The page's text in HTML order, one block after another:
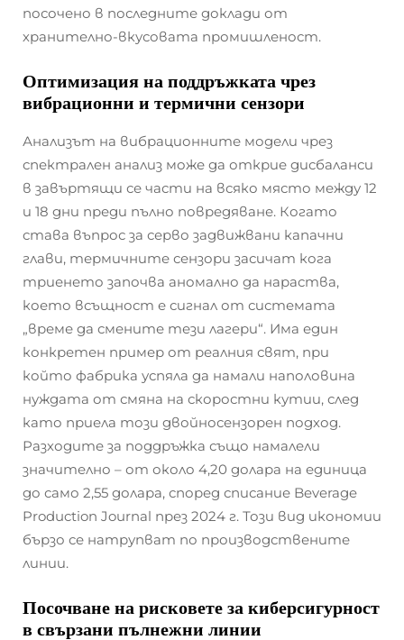
посочено в последните доклади от
хранително-вкусовата промишленост.
Оптимизация на поддръжката чрез
вибрационни и термични сензори
Анализът на вибрационните модели чрез
спектрален анализ може да открие дисбаланси
в завъртящи се части на всяко място между 12
и 18 дни преди пълно повредяване. Когато
става въпрос за серво задвижвани капачни
глави, термичните сензори засичат кога
триенето започва аномално да нараства,
което всъщност е сигнал от системата
„време да смените тези лагери“. Има един
конкретен пример от реалния свят, при
който фабрика успяла да намали наполовина
нуждата от смяна на скоростни кутии, след
като приела този двойносензорен подход.
Разходите за поддръжка също намалели
значително – от около 4,20 долара на единица
до само 2,55 долара, според списание Beverage
Production Journal през 2024 г. Този вид икономии
бързо се натрупват по производствените
линии.
Посочване на рисковете за киберсигурност
в свързани пълнежни линии